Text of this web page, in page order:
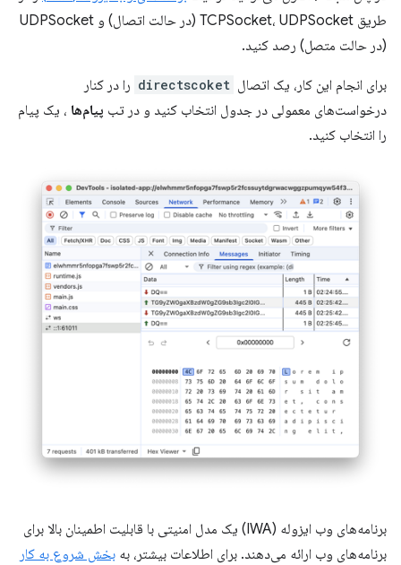
طریق TCPSocket، UDPSocket (در حالت اتصال) و UDPSocket
(در حالت متصل) رصد کنید.
برای انجام این کار، یک اتصال directscoket را در کنار
درخواست‌های معمولی در جدول انتخاب کنید و در تب پیام‌ها ، یک پیام
را انتخاب کنید.
برنامه‌های وب ایزوله (IWA) یک مدل امنیتی با قابلیت اطمینان بالا برای
برنامه‌های وب ارائه می‌دهند. برای اطلاعات بیشتر، به بخش شروع به کار